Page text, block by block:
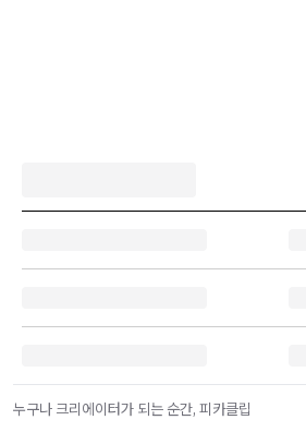
누구나 크리에이터가 되는 순간, 피카클립